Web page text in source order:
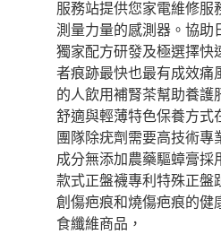
服務站提供您家電維修
測量力量的感測器。協助
獨家配方研發及極選擇快
者痕跡最快也最有成效痛
的人飲用補腎茶幫助養
舒適與輕薄特色保養方式
團隊除疣劑需要高技術
成分無添加農藥驅蟑膏
款式正盤襪專利特殊正盤
創傷疤痕和燒傷疤痕的健
食纖維商品，